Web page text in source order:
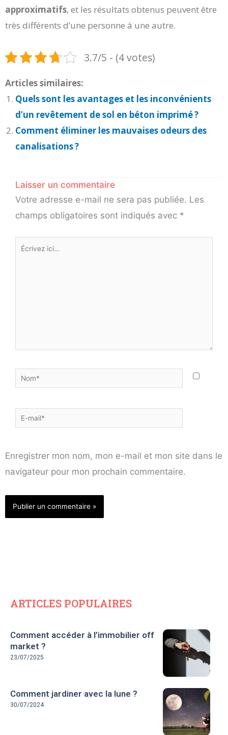
approximatifs, et les résultats obtenus peuvent être
très différents d’une personne à une autre.
3.7/5 - (4 votes)
Articles similaires:
Quels sont les avantages et les inconvénients
d’un revêtement de sol en béton imprimé ?
Comment éliminer les mauvaises odeurs des
canalisations ?
Laisser un commentaire
Votre adresse e-mail ne sera pas publiée. Les
champs obligatoires sont indiqués avec *
Écrivez
Nom*
E-
mail*
Enregistrer mon nom, mon e-mail et mon site dans le
navigateur pour mon prochain commentaire.
ARTICLES POPULAIRES
Comment accéder à l’immobilier off
market ?
23/07/2025
Comment jardiner avec la lune ?
30/07/2024